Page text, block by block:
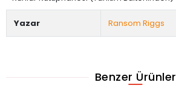
Yazar Ransom Riggs
Benzer Ürünler